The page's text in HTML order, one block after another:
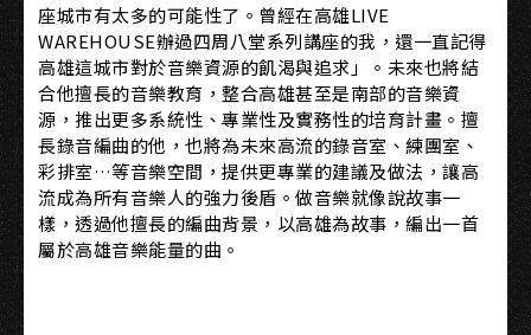
座城市有太多的可能性了。曾經在高雄LIVE
WAREHOUSE辦過四周八堂系列講座的我，還一直記得
高雄這城市對於音樂資源的飢渴與追求」。未來也將結
合他擅長的音樂教育，整合高雄甚至是南部的音樂資
源，推出更多系統性、專業性及實務性的培育計畫。擅
長錄音編曲的他，也將為未來高流的錄音室、練團室、
彩排室…等音樂空間，提供更專業的建議及做法，讓高
流成為所有音樂人的強力後盾。做音樂就像說故事一
樣，透過他擅長的編曲背景，以高雄為故事，編出一首
屬於高雄音樂能量的曲。